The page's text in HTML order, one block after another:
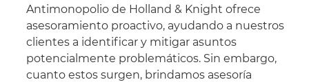
Antimonopolio de Holland & Knight ofrece
asesoramiento proactivo, ayudando a nuestros
clientes a identificar y mitigar asuntos
potencialmente problemáticos. Sin embargo,
cuanto estos surgen, brindamos asesoría